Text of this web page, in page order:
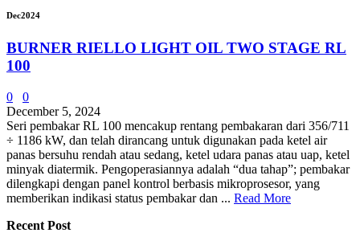
Dec2024
BURNER RIELLO LIGHT OIL TWO STAGE RL
100
0
0
December 5, 2024
Seri pembakar RL 100 mencakup rentang pembakaran dari 356/711
÷ 1186 kW, dan telah dirancang untuk digunakan pada ketel air
panas bersuhu rendah atau sedang, ketel udara panas atau uap, ketel
minyak diatermik. Pengoperasiannya adalah “dua tahap”; pembakar
dilengkapi dengan panel kontrol berbasis mikroprosesor, yang
memberikan indikasi status pembakar dan ... Read More
Recent Post